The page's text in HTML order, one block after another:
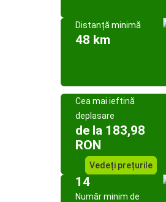
Distanță minimă
48 km
Cea mai ieftină
deplasare
de la 183,98
RON
Vedeți prețurile
14
Număr minim de